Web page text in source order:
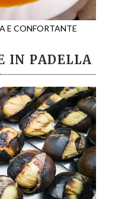
E CONFORTANTE
IN PADELLA